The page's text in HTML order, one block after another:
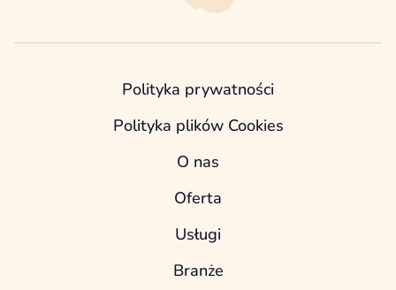
Polityka prywatności
Polityka plików Cookies
O nas
Oferta
Usługi
Branże